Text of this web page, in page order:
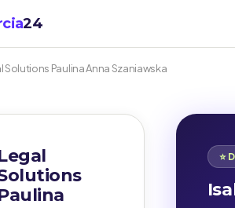
24
Solutions Paulina Anna Szaniawska
⭐